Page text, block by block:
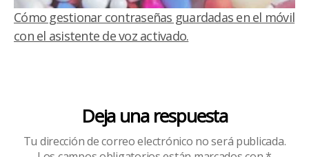
Cómo gestionar contraseñas guardadas en el móvil
con el asistente de voz activado.
Deja una respuesta
Tu dirección de correo electrónico no será publicada.